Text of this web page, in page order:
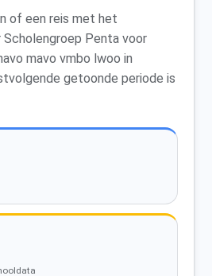
of een reis met het
Penta voor
mavo vmbo lwoo in
getoonde periode is